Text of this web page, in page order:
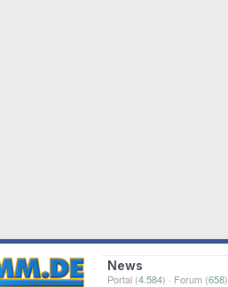
News
Portal (4.584) · Forum (658)